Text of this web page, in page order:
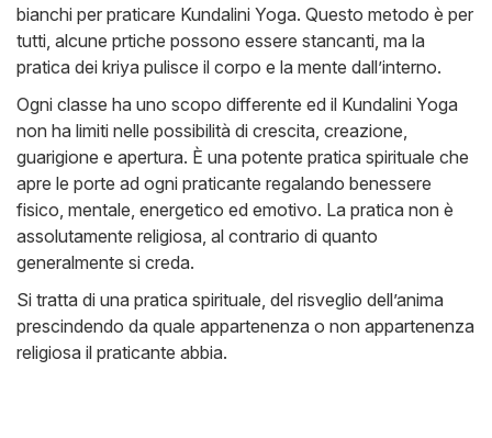
bianchi per praticare Kundalini Yoga. Questo metodo è per
tutti, alcune prtiche possono essere stancanti, ma la
pratica dei kriya pulisce il corpo e la mente dall’interno.
Ogni classe ha uno scopo differente ed il Kundalini Yoga
non ha limiti nelle possibilità di crescita, creazione,
guarigione e apertura. È una potente pratica spirituale che
apre le porte ad ogni praticante regalando benessere
fisico, mentale, energetico ed emotivo. La pratica non è
assolutamente religiosa, al contrario di quanto
generalmente si creda.
Si tratta di una pratica spirituale, del risveglio dell’anima
prescindendo da quale appartenenza o non appartenenza
religiosa il praticante abbia.